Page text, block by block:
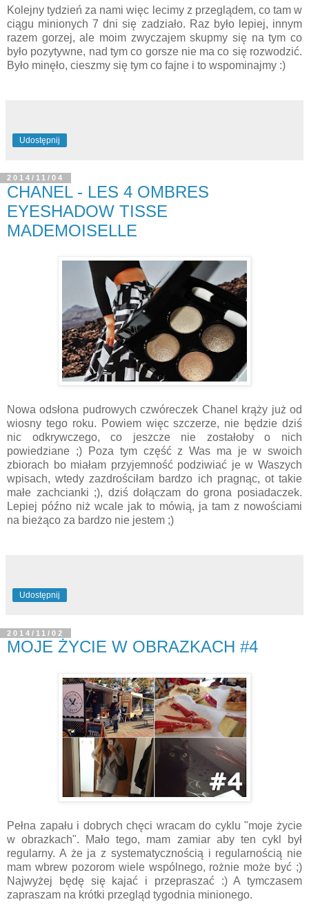
Kolejny tydzień za nami więc lecimy z przeglądem, co tam w
ciągu minionych 7 dni się zadziało. Raz było lepiej, innym
razem gorzej, ale moim zwyczajem skupmy się na tym co
było pozytywne, nad tym co gorsze nie ma co się rozwodzić.
Było minęło, cieszmy się tym co fajne i to wspominajmy :)
Udostępnij
2014/11/04
CHANEL - LES 4 OMBRES
EYESHADOW TISSE
MADEMOISELLE
Nowa odsłona pudrowych czwóreczek Chanel krąży już od
wiosny tego roku. Powiem więc szczerze, nie będzie dziś
nic odkrywczego, co jeszcze nie zostałoby o nich
powiedziane ;) Poza tym część z Was ma je w swoich
zbiorach bo miałam przyjemność podziwiać je w Waszych
wpisach, wtedy zazdrościłam bardzo ich pragnąc, ot takie
małe zachcianki ;), dziś dołączam do grona posiadaczek.
Lepiej późno niż wcale jak to mówią, ja tam z nowościami
na bieżąco za bardzo nie jestem ;)
Udostępnij
2014/11/02
MOJE ŻYCIE W OBRAZKACH #4
Pełna zapału i dobrych chęci wracam do cyklu "moje życie
w obrazkach". Mało tego, mam zamiar aby ten cykl był
regularny. A że ja z systematycznością i regularnością nie
mam wbrew pozorom wiele wspólnego, rożnie może być ;)
Najwyżej będę się kajać i przepraszać :) A tymczasem
zapraszam na krótki przegląd tygodnia minionego.